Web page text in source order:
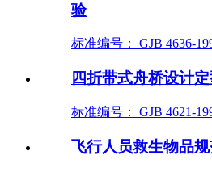
验
标准编号： GJB 4636-
四折带式舟桥设计
标准编号： GJB 4621-
飞行人员救生物品